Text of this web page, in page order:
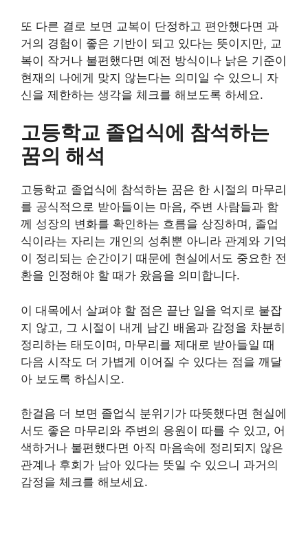
또 다른 결로 보면 교복이 단정하고 편안했다면 과
거의 경험이 좋은 기반이 되고 있다는 뜻이지만, 교
복이 작거나 불편했다면 예전 방식이나 낡은 기준이
현재의 나에게 맞지 않는다는 의미일 수 있으니 자
신을 제한하는 생각을 체크를 해보도록 하세요.
고등학교 졸업식에 참석하는
꿈의 해석
고등학교 졸업식에 참석하는 꿈은 한 시절의 마무리
를 공식적으로 받아들이는 마음, 주변 사람들과 함
께 성장의 변화를 확인하는 흐름을 상징하며, 졸업
식이라는 자리는 개인의 성취뿐 아니라 관계와 기억
이 정리되는 순간이기 때문에 현실에서도 중요한 전
환을 인정해야 할 때가 왔음을 의미합니다.
이 대목에서 살펴야 할 점은 끝난 일을 억지로 붙잡
지 않고, 그 시절이 내게 남긴 배움과 감정을 차분히
정리하는 태도이며, 마무리를 제대로 받아들일 때
다음 시작도 더 가볍게 이어질 수 있다는 점을 깨달
아 보도록 하십시오.
한걸음 더 보면 졸업식 분위기가 따뜻했다면 현실에
서도 좋은 마무리와 주변의 응원이 따를 수 있고, 어
색하거나 불편했다면 아직 마음속에 정리되지 않은
관계나 후회가 남아 있다는 뜻일 수 있으니 과거의
감정을 체크를 해보세요.